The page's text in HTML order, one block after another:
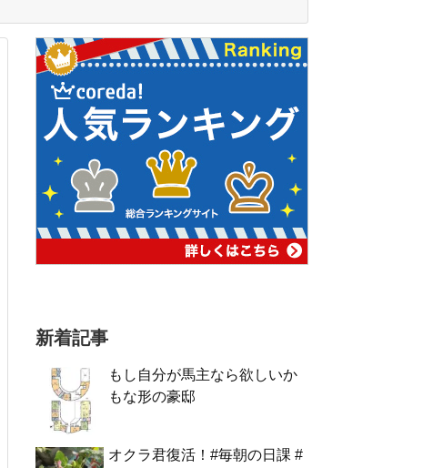
新着記事
もし自分が馬主なら欲しいか
もな形の豪邸
オクラ君復活！#毎朝の日課 #